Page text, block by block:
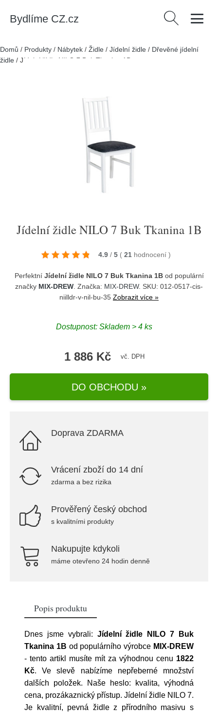
Bydlíme CZ.cz Vyhledávání
Domů / Produkty / Nábytek / Židle / Jídelní židle / Dřevěné jídelní
židle / Jídelní židle NILO 7 Buk Tkanina 1B
Jídelní židle NILO 7 Buk Tkanina 1B
4.9 / 5 ( 21 hodnocení )
Perfektní Jídelní židle NILO 7 Buk Tkanina 1Bod populární
značky MIX-DREW . Značka: MIX-DREW. SKU: 012-0517-cis-
niilldr-v-nil-bu-35 Zobrazit více »
Dostupnost: Skladem > 4 ks
1 886 Kč vč. DPH
DO OBCHODU »
Doprava ZDARMA
Vrácení zboží do 14 dní
zdarma a bez rizika
Prověřený český obchod
s kvalitními produkty
Nakupujte kdykoli
máme otevřeno 24 hodin denně
Popis produktu
Dnes jsme vybrali: Jídelní židle NILO 7 Buk
Tkanina 1B od populárního výrobce MIX-DREW
- tento artikl musíte mít za výhodnou cenu 1822
Kč. Ve slevě nabízíme nepřeberné množství
dalších položek. Naše heslo: kvalita, výhodná
cena, prozákaznický přístup. Jídelní židle NILO 7.
Je kvalitní, pevná židle z přírodního masivu s